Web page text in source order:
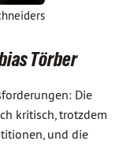
Törber
Die
kritisch, trotzdem
und die